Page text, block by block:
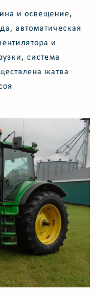
и освещение,
автоматическая
и
система
жатва